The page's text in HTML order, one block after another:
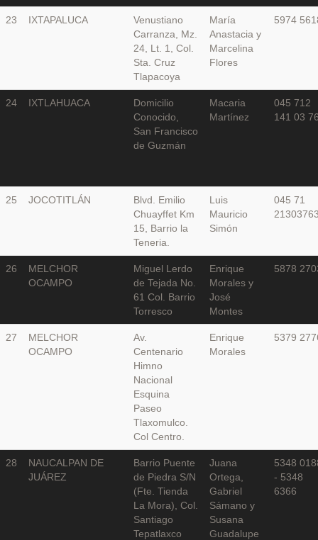
23 IXTAPALUCA
Venustiano
Carranza, Mz.
24, Lt. 1, Col.
Sta. Cruz
Tlapacoya
María
Anastacia y
Marcelina
Flores
5974
24 IXTLAHUACA
Domicilio
Conocido,
San Francisco
de Guzmán
Macaria
Martínez
045 712
141 03
25 JOCOTITLÁN
Blvd. Emilio
Chuayffet Km
15, Barrio la
Teneria.
Luis
Mauricio
Simón
045 71
26
MELCHOR
OCAMPO
Miguel Lerdo
de Tejada No.
61 Col. Barrio
Torresco
Enrique
Morales y
José
Montes
5878
27
MELCHOR
OCAMPO
Av.
Centenario
Himno
Nacional
Esquina
Paseo
Tlaxomulco.
Col Centro.
Enrique
Morales
5379
28
NAUCALPAN DE
JUÁREZ
Barrio Puente
de Piedra S/N
(Fte. Tienda
La Mora), Col.
Santiago
Tepatlaxco
Juana
Ortega,
Gabriel
Sámano y
Susana
Guadalupe
5348
- 5348
6366